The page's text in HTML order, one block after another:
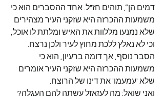
דמים הן”, תוהים חז"ל. אחד ההסברים הוא כי
משמעות ההכרזה היא שזקני העיר מצהירים
שלא נמנעו מללוות את האיש ומלתת לו אוכל,
וכי לא נאלץ ללכת מחוץ לעיר ולכן נרצח.
הסבר נוסף, אך דומה ברעיון, הוא כי
משמעות ההכרזה היא שזקני העיר אומרים
שלא 'עמעמו' את דינו של הרוצח.
ואני שואל: מה לעזאזל עשתה להם העגלה?